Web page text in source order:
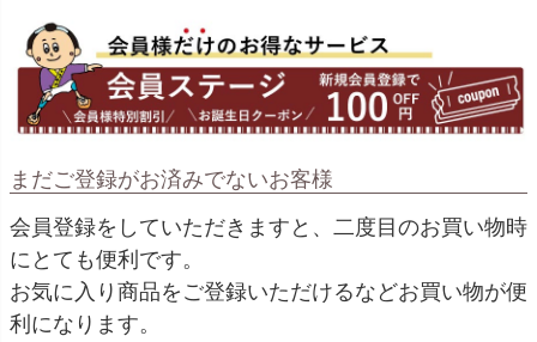
まだご登録がお済みでないお客様
会員登録をしていただきますと、二度目のお買い物時
にとても便利です。
お気に入り商品をご登録いただけるなどお買い物が便
利になります。